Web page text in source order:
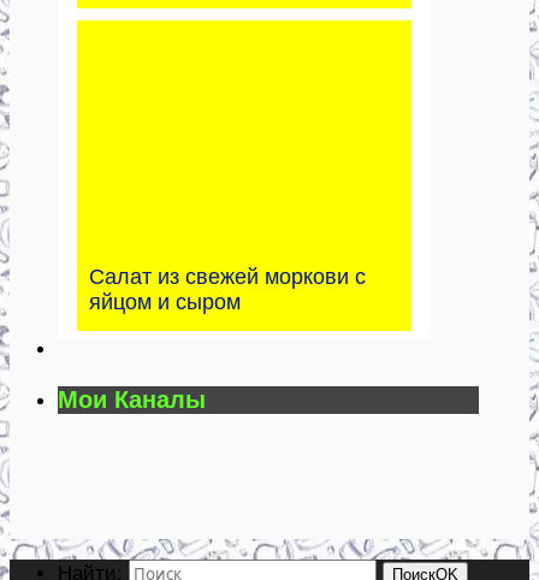
Салат из свежей моркови с
яйцом и сыром
Мои Каналы
Найти: ПоискOK